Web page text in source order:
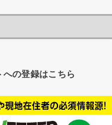
への登録はこちら